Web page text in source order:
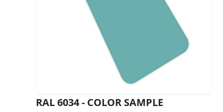
RAL 6034 - COLOR SAMPLE